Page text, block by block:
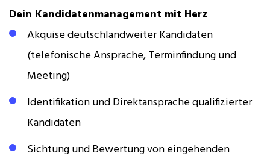
Dein Kandidatenmanagement mit Herz
Akquise deutschlandweiter Kandidaten
(telefonische Ansprache, Terminfindung und
Meeting)
Identifikation und Direktansprache qualifizierter
Kandidaten
Sichtung und Bewertung von eingehenden